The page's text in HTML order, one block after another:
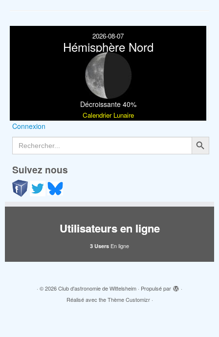
2026-08-07
Hémisphère Nord
Décroissante 40%
Calendrier Lunaire
Connexion
Search
for:
Search Button
Suivez nous
Utilisateurs en ligne
3 Users En ligne
· © 2026Club d'astronomie de Wittelsheim · Propulsé par
·
Réalisé avec theThème Customizr·